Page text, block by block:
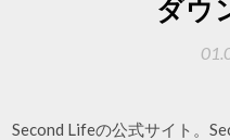
ダウ
Second Lifeの公式サイト。